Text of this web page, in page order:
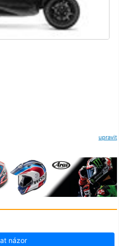
upravit
názor